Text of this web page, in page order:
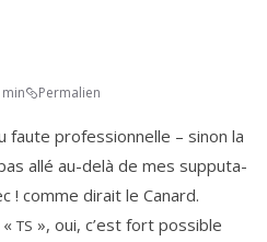
Permalien
faute pro­fes­sion­nelle – sinon la
allé au-delà de mes sup­pu­ta­
! comme dirait le Canard.
«TS », oui, c’est fort pos­sible